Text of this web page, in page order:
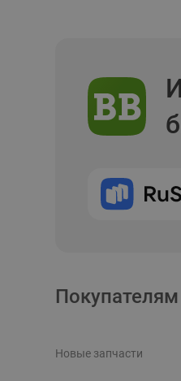
Покупателям
Новые запчасти